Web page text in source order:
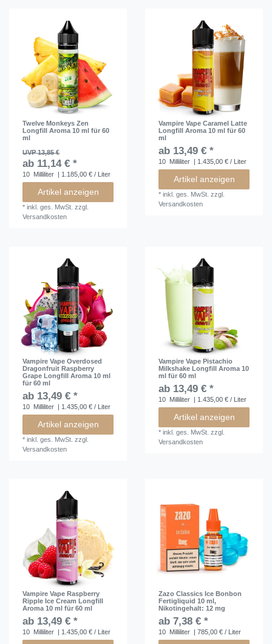
Twelve Monkeys Zen
Longfill Aroma 10 ml für 60
ml
UVP 13,85 €
ab 11,14 € *
10 Milliliter | 1.185,00 € / Liter
Artikel anzeigen
*inkl. ges. MwSt. zzgl.
Versandkosten
Vampire Vape Caramel Latte
Longfill Aroma 10 ml für 60
ml
ab 13,49 € *
10 Milliliter | 1.435,00 € / Liter
Artikel anzeigen
*inkl. ges. MwSt. zzgl.
Versandkosten
Vampire Vape Overdosed
Dragonfruit Raspberry
Grape Longfill Aroma 10 ml
für 60 ml
ab 13,49 € *
10 Milliliter | 1.435,00 € / Liter
Artikel anzeigen
*inkl. ges. MwSt. zzgl.
Versandkosten
Vampire Vape Pistachio
Milkshake Longfill Aroma 10
ml für 60 ml
ab 13,49 € *
10 Milliliter | 1.435,00 € / Liter
Artikel anzeigen
*inkl. ges. MwSt. zzgl.
Versandkosten
Vampire Vape Raspberry
Ripple Ice Cream Longfill
Aroma 10 ml für 60 ml
ab 13,49 € *
10 Milliliter | 1.435,00 € / Liter
Zazo Classics Ice Bonbon
Fertigliquid 10 ml,
Nikotingehalt: 12 mg
ab 7,38 € *
10 Milliliter | 785,00 € / Liter